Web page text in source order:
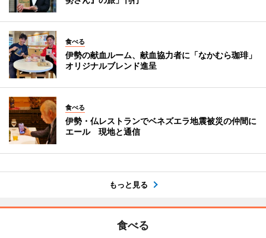
食べる
伊勢の献血ルーム、献血協力者に「なかむら珈琲」
オリジナルブレンド進呈
食べる
伊勢・仏レストランでベネズエラ地震被災の仲間に
エール 現地と通信
もっと見る
食べる